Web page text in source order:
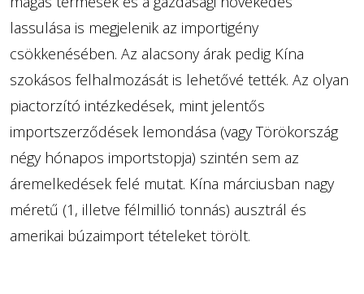
lassulása is megjelenik az importigény
csökkenésében. Az alacsony árak pedig Kína
szokásos felhalmozását is lehetővé tették. Az olyan
piactorzító intézkedések, mint jelentős
importszerződések lemondása (vagy Törökország
négy hónapos importstopja) szintén sem az
áremelkedések felé mutat. Kína márciusban nagy
méretű (1, illetve félmillió tonnás) ausztrál és
amerikai búzaimport tételeket törölt.